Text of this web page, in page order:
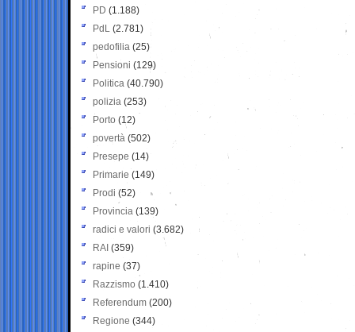
PD (1.188)
PdL (2.781)
pedofilia (25)
Pensioni (129)
Politica (40.790)
polizia (253)
Porto (12)
povertà (502)
Presepe (14)
Primarie (149)
Prodi (52)
Provincia (139)
radici e valori (3.682)
RAI (359)
rapine (37)
Razzismo (1.410)
Referendum (200)
Regione (344)